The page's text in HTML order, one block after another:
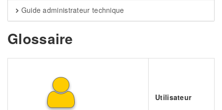
Guide administrateur technique
Glossaire
Utilisateur